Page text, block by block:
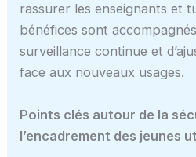
rassurer les enseignants et
bénéfices sont
surveillance continue et
face aux nouveaux usages.
Points clés autour de la
l’encadrement des jeunes